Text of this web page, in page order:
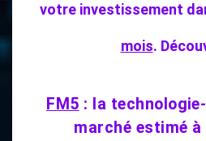
votre investissement
mois.
FM5 : la
marché estimé à